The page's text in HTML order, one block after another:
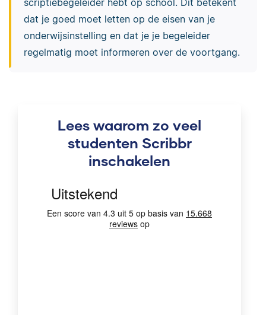
dat je goed moet letten op de eisen van je
onderwijsinstelling en dat je je begeleider
regelmatig moet informeren over de voortgang.
Lees waarom zo veel
studenten Scribbr
inschakelen